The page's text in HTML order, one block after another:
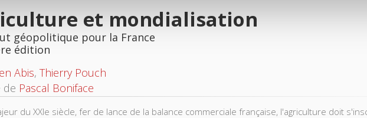
et mondialisation
géopolitique pour la France
édition
Abis, Thierry Pouch
de Pascal Boniface
du XXIe siècle, fer de lance de la balance commerciale française, l'agriculture doit